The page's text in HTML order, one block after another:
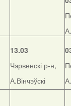
13.03
Чэрвенскі р-н,
А.Вінчэўскі